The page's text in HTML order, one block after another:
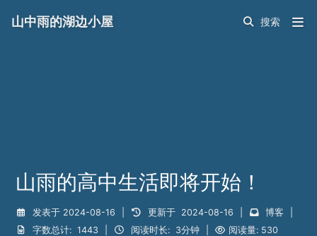
山雨的高中生活即将开始！
发表于 2024-08-16 更新于 2024-08-16 博客
字数总计: 1443 阅读时长: 3分钟 阅读量: 530
山中雨的湖边小屋